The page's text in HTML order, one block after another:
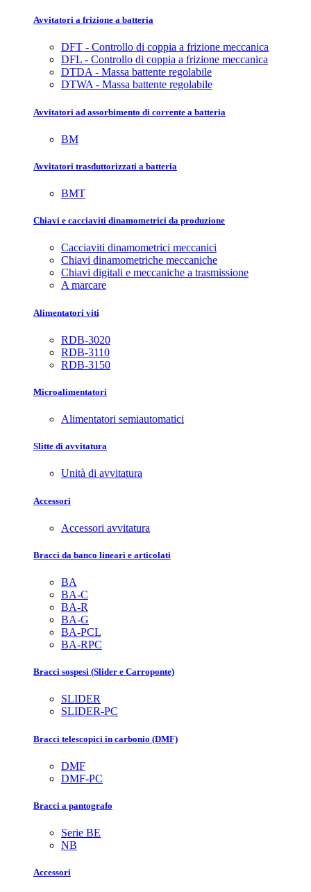
Avvitatori a frizione a batteria
DFT - Controllo di coppia a frizione meccanica
DFL - Controllo di coppia a frizione meccanica
DTDA - Massa battente regolabile
DTWA - Massa battente regolabile
Avvitatori ad assorbimento di corrente a batteria
BM
Avvitatori trasduttorizzati a batteria
BMT
Chiavi e cacciaviti dinamometrici da produzione
Cacciaviti dinamometrici meccanici
Chiavi dinamometriche meccaniche
Chiavi digitali e meccaniche a trasmissione
A marcare
Alimentatori viti
RDB-3020
RDB-3110
RDB-3150
Microalimentatori
Alimentatori semiautomatici
Slitte di avvitatura
Unità di avvitatura
Accessori
Accessori avvitatura
Bracci da banco lineari e articolati
BA
BA-C
BA-R
BA-G
BA-PCL
BA-RPC
Bracci sospesi (Slider e Carroponte)
SLIDER
SLIDER-PC
Bracci telescopici in carbonio (DMF)
DMF
DMF-PC
Bracci a pantografo
Serie BE
NB
Accessori